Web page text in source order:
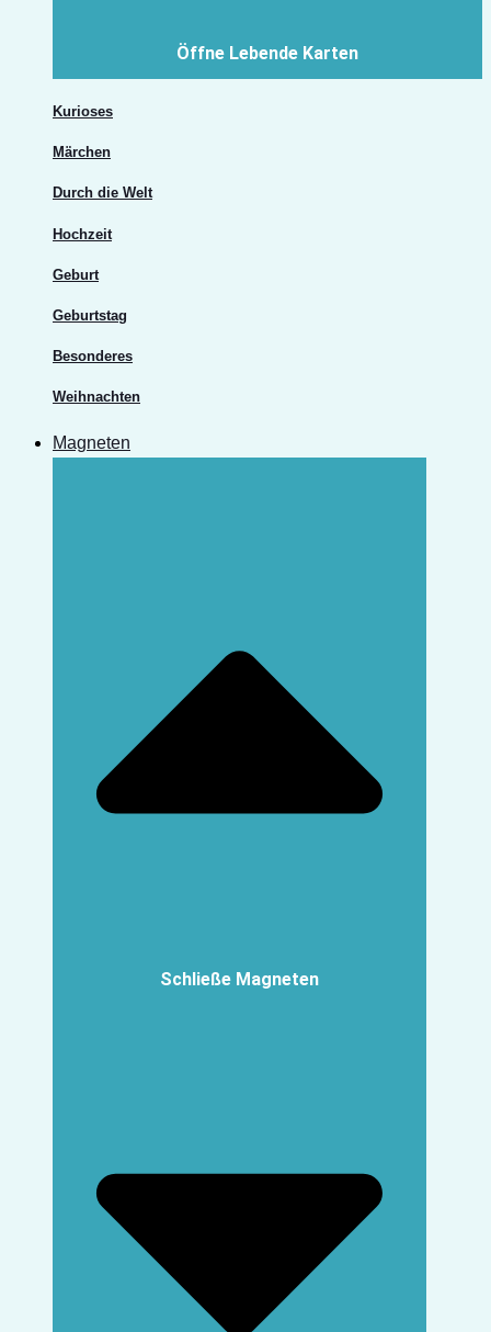
Öffne Lebende Karten
Kurioses
Märchen
Durch die Welt
Hochzeit
Geburt
Geburtstag
Besonderes
Weihnachten
Magneten
Schließe Magneten